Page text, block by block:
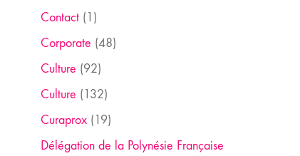
Contact(1)
Corporate (48)
Culture (92)
Culture (132)
Curaprox(19)
Délégation de la Polynésie Française